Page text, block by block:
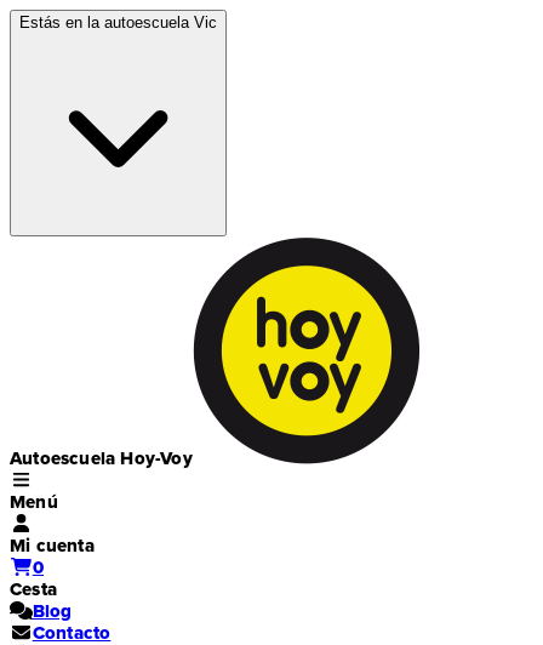
Estás en la autoescuela Vic
Autoescuela Hoy-Voy
Menú
Mi cuenta
0
Cesta
Blog
Contacto